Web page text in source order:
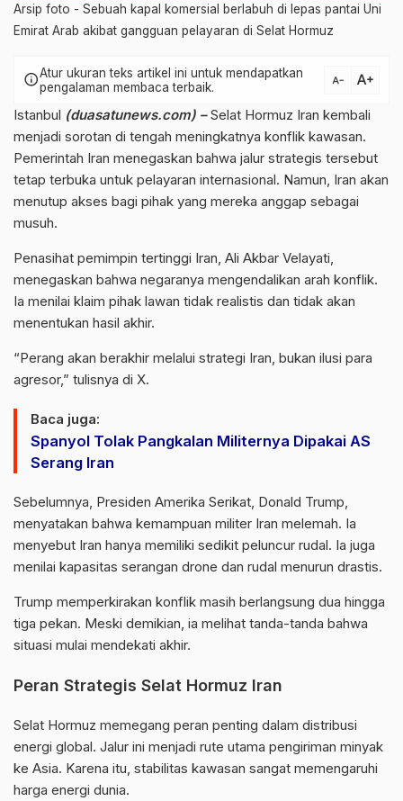
Arsip foto - Sebuah kapal komersial berlabuh di lepas pantai Uni
Emirat Arab akibat gangguan pelayaran di Selat Hormuz
infoAtur ukuran teks artikel ini untuk mendapatkan
pengalaman membaca terbaik.
text_decrease text_increase
Istanbul (duasatunews.com) –Selat Hormuz Iran kembali
menjadi sorotan di tengah meningkatnya konflik kawasan.
Pemerintah Iran menegaskan bahwa jalur strategis tersebut
tetap terbuka untuk pelayaran internasional. Namun, Iran akan
menutup akses bagi pihak yang mereka anggap sebagai
musuh.
Penasihat pemimpin tertinggi Iran, Ali Akbar Velayati,
menegaskan bahwa negaranya mengendalikan arah konflik.
Ia menilai klaim pihak lawan tidak realistis dan tidak akan
menentukan hasil akhir.
“Perang akan berakhir melalui strategi Iran, bukan ilusi para
agresor,” tulisnya di X.
Baca juga:
Spanyol Tolak Pangkalan Militernya Dipakai AS
Serang Iran
Sebelumnya, Presiden Amerika Serikat, Donald Trump,
menyatakan bahwa kemampuan militer Iran melemah. Ia
menyebut Iran hanya memiliki sedikit peluncur rudal. Ia juga
menilai kapasitas serangan drone dan rudal menurun drastis.
Trump memperkirakan konflik masih berlangsung dua hingga
tiga pekan. Meski demikian, ia melihat tanda-tanda bahwa
situasi mulai mendekati akhir.
Peran Strategis Selat Hormuz Iran
Selat Hormuz memegang peran penting dalam distribusi
energi global. Jalur ini menjadi rute utama pengiriman minyak
ke Asia. Karena itu, stabilitas kawasan sangat memengaruhi
harga energi dunia.